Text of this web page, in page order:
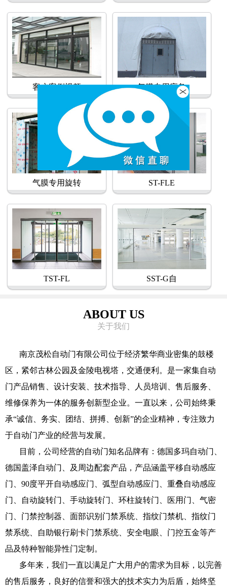
客户案例视频 气膜专用应急
气膜专用旋转 ST-FLE
TST-FL SST-G自
ABOUT US
关于我们
南京茂松自动门有限公司位于经济繁华商业密集的鼓楼
区，紧邻古林公园及金陵电视塔，交通便利。是一家集自动
门产品销售、设计安装、技术指导、人员培训、售后服务、
维修保养为一体的服务创新型企业。一直以来，公司始终秉
承“诚信、务实、团结、拼搏、创新”的企业精神，专注致力
于自动门产业的经营与发展。
目前，公司经营的自动门知名品牌有：德国多玛自动门、
德国盖泽自动门、及周边配套产品，产品涵盖平移自动感应
门、90度平开自动感应门、弧型自动感应门、重叠自动感应
门、自动旋转门、手动旋转门、环柱旋转门、医用门、气密
门、门禁控制器、面部识别门禁系统、指纹门禁机、指纹门
禁系统、自助银行刷卡门禁系统、安全电眼、门控五金等产
品及特种智能异性门定制。
多年来，我们一直以满足广大用户的需求为目标，以完善
的售后服务，良好的信誉和强大的技术实力为后盾，始终坚